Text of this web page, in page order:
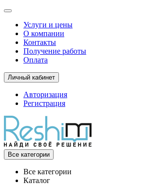
Услуги и цены
О компании
Контакты
Получение работы
Оплата
Личный кабинет
Авторизация
Регистрация
Все категории
Все категории
Каталог